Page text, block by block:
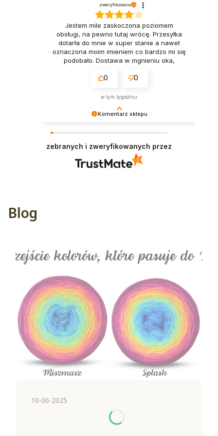
Komentarz sklepu
doświadczeniem. Jesteśmy szczęśliwi, że mamy
takich klientów. Z pozdrowieniami, obsługa
zweryfikowano
Jestem mile zaskoczona poziomem
obsługi, na pewno tutaj wrócę. Przesyłka
dotarła do mnie w super stanie a nawet
oznaczona moim imieniem co bardzo mi się
podobało. Dostawa w mgnieniu oka,
Pozdrawiam
0 0
w tym tygodniu
zebranych i zweryfikowanych przez
Blog
10-06-2025